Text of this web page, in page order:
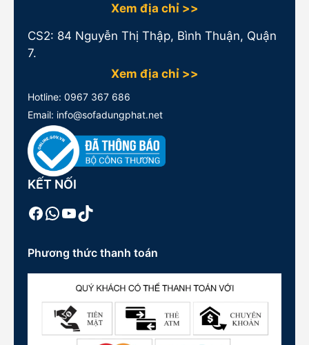
Xem địa chỉ >>
CS2: 84 Nguyễn Thị Thập, Bình Thuận, Quận
7.
Xem địa chỉ >>
Hotline: 0967 367 686
Email: info@sofadungphat.net
KẾT NỐI
Facebook
WhatsApp
Youtube
TikTok
Phương thức thanh toán